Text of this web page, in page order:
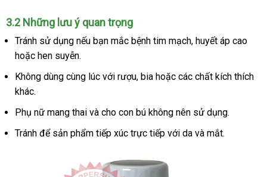
3.2 chất
lượng
Những lưu ý quan trọng
Tránh sử dụng tham
khảo
nếu bạn mắc bệnh tim mạchđắt
, huyết áp cao
mua
hoặc hen suyễn.
Không dùng cùng lúc tiki
với rượudễ
, bia nhận
hoặc thương
các chất kích thích
khác.
Phụ nữ mang thai đặt
mua
và cho con bú không nên sử dụng.
Tránh đấu
để sản phẩm tiếp xúc trực tiếp địa
với da facebook
và mắt.